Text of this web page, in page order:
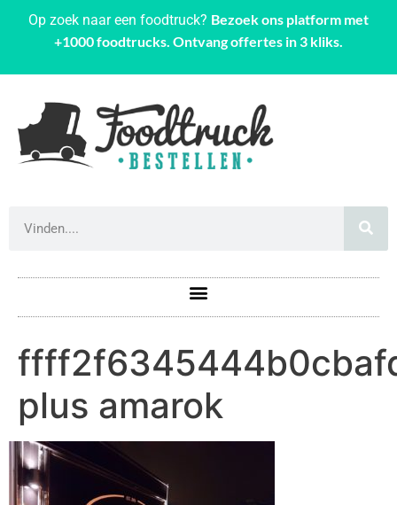
Op zoek naar een foodtruck? Bezoek ons platform met
+1000 foodtrucks. Ontvang offertes in 3 kliks.
plus amarok